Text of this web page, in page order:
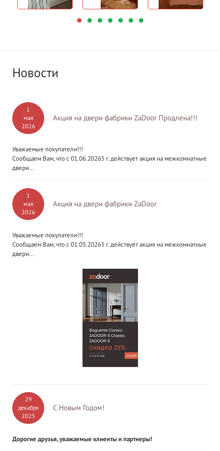
Новости
1
мая
2026
Акция на двери фабрики ZaDoor Продлена!!!
Уважаемые покупатели!!!
Сообщаем Вам, что с 01.06.20265 г. действует акция на межкомнатные
двери...
1
мая
2026
Акция на двери фабрики ZaDoor
Уважаемые покупатели!!!
Сообщаем Вам, что с 01.05.20265 г. действует акция на межкомнатные
двери...
29
декабря
2025
С Новым Годом!
Дорогие друзья, уважаемые клиенты и партнеры!